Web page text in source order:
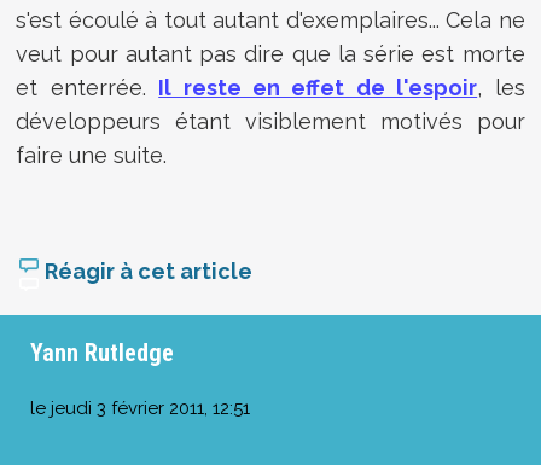
s'est écoulé à tout autant d'exemplaires... Cela ne
veut pour autant pas dire que la série est morte
et enterrée. Il reste en effet de l'espoir, les
développeurs étant visiblement motivés pour
faire une suite.
Réagir à cet article
Yann Rutledge
le jeudi 3 février 2011, 12:51